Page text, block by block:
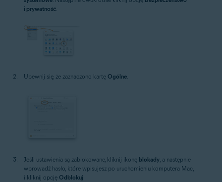
i prywatność
Upewnij się, że zaznaczono kartę Ogólne.
Jeśli ustawienia są zablokowane, kliknij ikonę blokady, a następnie
wprowadź hasło, które wpisujesz po uruchomieniu komputera Mac,
i kliknij opcję Odblokuj.